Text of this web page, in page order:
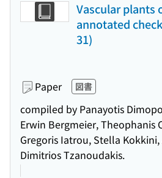
Vascular plants
annotated
31)
Paper 図書
compiled by Panayotis
Erwin Bergmeier, Theophanis
Gregoris Iatrou, Stella
Dimitrios Tzanoudakis.